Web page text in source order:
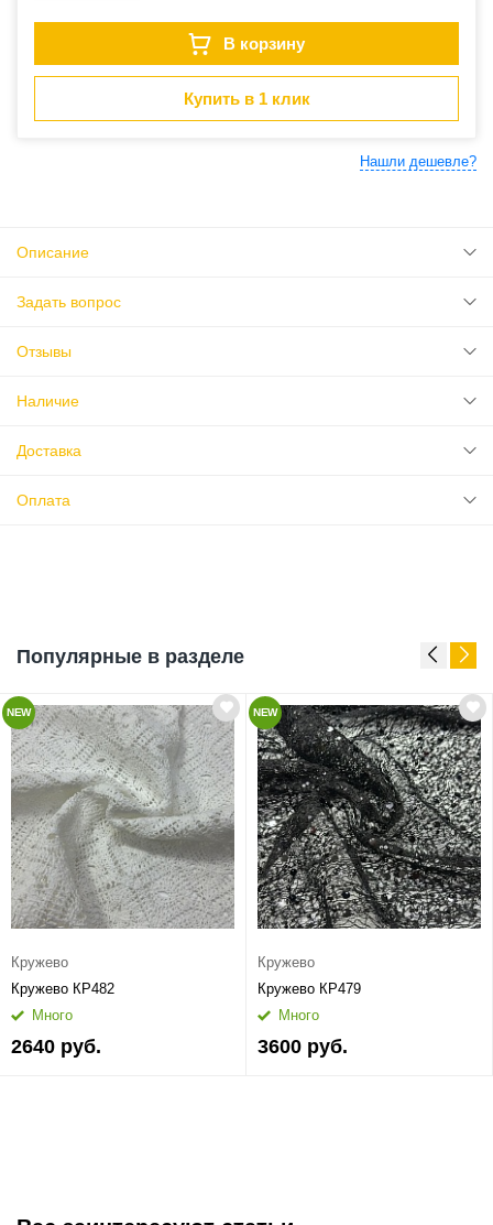
В корзину
Купить в 1 клик
Нашли дешевле?
Описание
Задать вопрос
Отзывы
Наличие
Доставка
Оплата
Популярные в разделе
NEW
Кружево
Кружево КР482
Много
2640 руб.
NEW
Кружево
Кружево КР479
Много
3600 руб.